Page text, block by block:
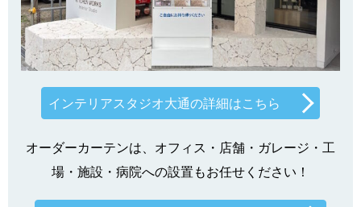
インテリアスタジオ大通の詳細はこちら
オーダーカーテンは、オフィス・店舗・ガレージ・工
場・施設・病院への設置もお任せください！